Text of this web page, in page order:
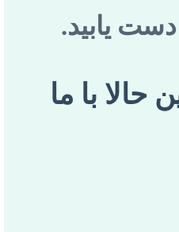
دست یابید.
با ما